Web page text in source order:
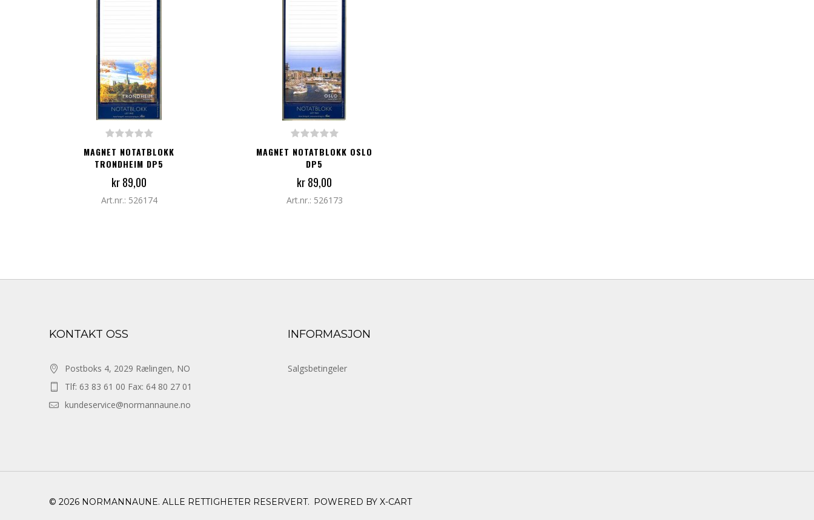
LEGG TIL I HANDLEKURV
MAGNET NOTATBLOKK
TRONDHEIM DP5
kr 89,00
Art.nr.: 526174
LEGG TIL I HANDLEKURV
MAGNET NOTATBLOKK OSLO
DP5
kr 89,00
Art.nr.: 526173
KONTAKT OSS
Postboks 4, 2029 Rælingen, NO
Tlf: 63 83 61 00 Fax: 64 80 27 01
kundeservice@normannaune.no
INFORMASJON
Salgsbetingeler
© 2026 NORMANNAUNE. ALLE RETTIGHETER RESERVERT. POWERED BY X-CART